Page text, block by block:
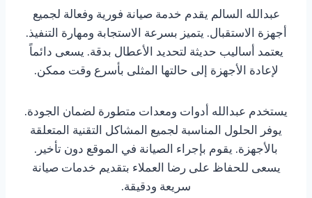
عبدالله السالم يقدم خدمة صيانة فورية وفعالة لجميع
أجهزة الاستقبال. يتميز بسرعة الاستجابة ومهارة التنفيذ.
يعتمد أساليب حديثة لتحديد الأعطال بدقة. يسعى دائماً
لإعادة الأجهزة إلى حالتها المثلى بأسرع وقت ممكن.
يستخدم عبدالله أدوات ومعدات متطورة لضمان الجودة.
يوفر الحلول المناسبة لجميع المشاكل التقنية المتعلقة
بالأجهزة. يقوم بإجراء الصيانة في الموقع دون تأخير.
يسعى للحفاظ على رضا العملاء بتقديم خدمات صيانة
سريعة ودقيقة.